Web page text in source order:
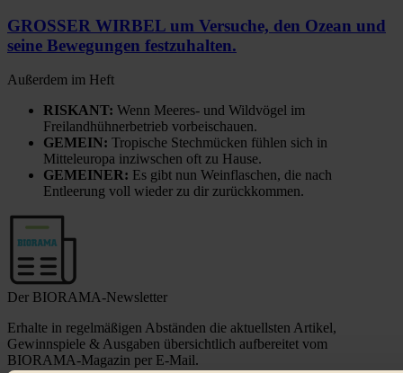
GROSSER WIRBEL um Versuche, den Ozean und
seine Bewegungen festzuhalten.
Außerdem im Heft
RISKANT: Wenn Meeres- und Wildvögel im
Freilandhühnerbetrieb vorbeischauen.
GEMEIN: Tropische Stechmücken fühlen sich in
Mitteleuropa inziwschen oft zu Hause.
GEMEINER: Es gibt nun Weinflaschen, die nach
Entleerung voll wieder zu dir zurückkommen.
Der BIORAMA-Newsletter
Erhalte in regelmäßigen Abständen die aktuellsten Artikel,
Gewinnspiele & Ausgaben übersichtlich aufbereitet vom
BIORAMA-Magazin per E-Mail.